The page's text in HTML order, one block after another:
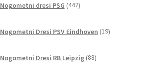
Nogometni dresi PSG 447izdelkov
Nogometni Dresi PSV Eindhoven 19izdelkov
Nogometni Dresi RB Leipzig 88izdelkov